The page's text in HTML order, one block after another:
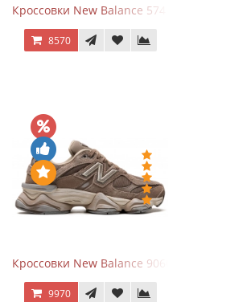
Кроссовки New Balance 574 Navy Blue White
8570
Кроссовки New Balance 9060 Mushroom
9970